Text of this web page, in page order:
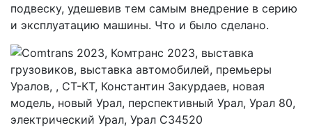
подвеску, удешевив тем самым внедрение в серию
и эксплуатацию машины. Что и было сделано.